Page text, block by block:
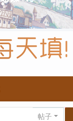
帖子